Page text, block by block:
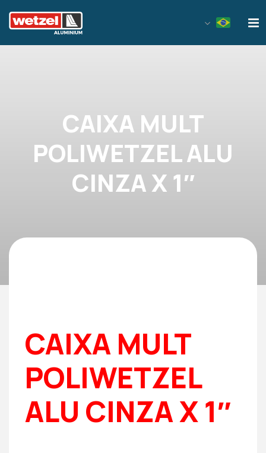
CAIXA MULT
POLIWETZEL ALU
CINZA X 1″
CAIXA MULT
POLIWETZEL
ALU CINZA X 1″